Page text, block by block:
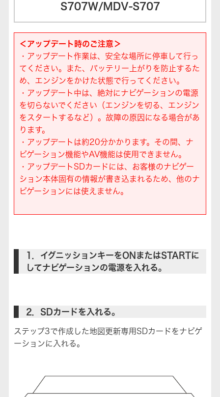
S707W/MDV-S707
＜アップデート時のご注意＞
・アップデート作業は、安全な場所に停車して行っ
てください。また、バッテリー上がりを防止するた
め、エンジンをかけた状態で行ってください。
・アップデート中は、絶対にナビゲーションの電源
を切らないでください（エンジンを切る、エンジン
をスタートするなど）。故障の原因になる場合があ
ります。
・アップデートは約20分かかります。その間、ナ
ビゲーション機能やAV機能は使用できません。
・アップデートSDカードには、お客様のナビゲー
ション本体固有の情報が書き込まれるため、他のナ
ビゲーションには使えません。
1．イグニッションキーをONまたはSTARTに
してナビゲーションの電源を入れる。
2．SDカードを入れる。
ステップ3で作成した地図更新専用SDカードをナビゲ
ーションに入れる。